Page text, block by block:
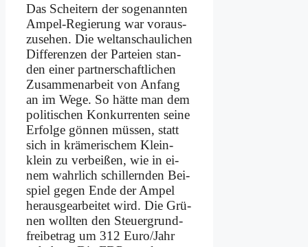
Das Schei­tern der so­ge­nann­ten
Am­pel-Re­gie­rung war vor­aus­
zu­se­hen. Die welt­an­schau­li­chen
Dif­fe­ren­zen der Par­tei­en stan­
den ei­ner part­ner­schaft­li­chen
Zu­sam­men­ar­beit von An­fang
an im We­ge. So hät­te man dem
po­li­ti­schen Kon­kur­ren­ten sei­ne
Er­fol­ge gön­nen müs­sen, statt
sich in krä­me­ri­schem Klein­
klein zu ver­bei­ßen, wie in ei­
nem wahr­lich schil­lern­den Bei­
spiel ge­gen En­de der Am­pel
her­aus­ge­ar­bei­tet wird. Die Grü­
nen woll­ten den Steu­er­grund­
frei­be­trag um 312 Euro/Jahr